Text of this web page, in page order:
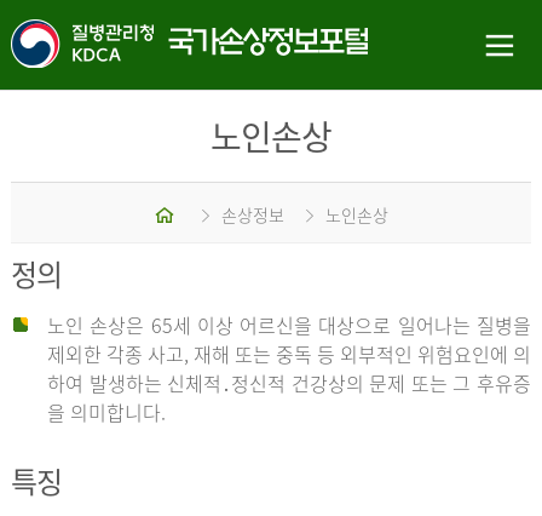
노인손상
홈 손상정보 노인손상
정의
노인 손상은 65세 이상 어르신을 대상으로 일어나는 질병을
제외한 각종 사고, 재해 또는 중독 등 외부적인 위험요인에 의
하여 발생하는 신체적․정신적 건강상의 문제 또는 그 후유증
을 의미합니다.
특징